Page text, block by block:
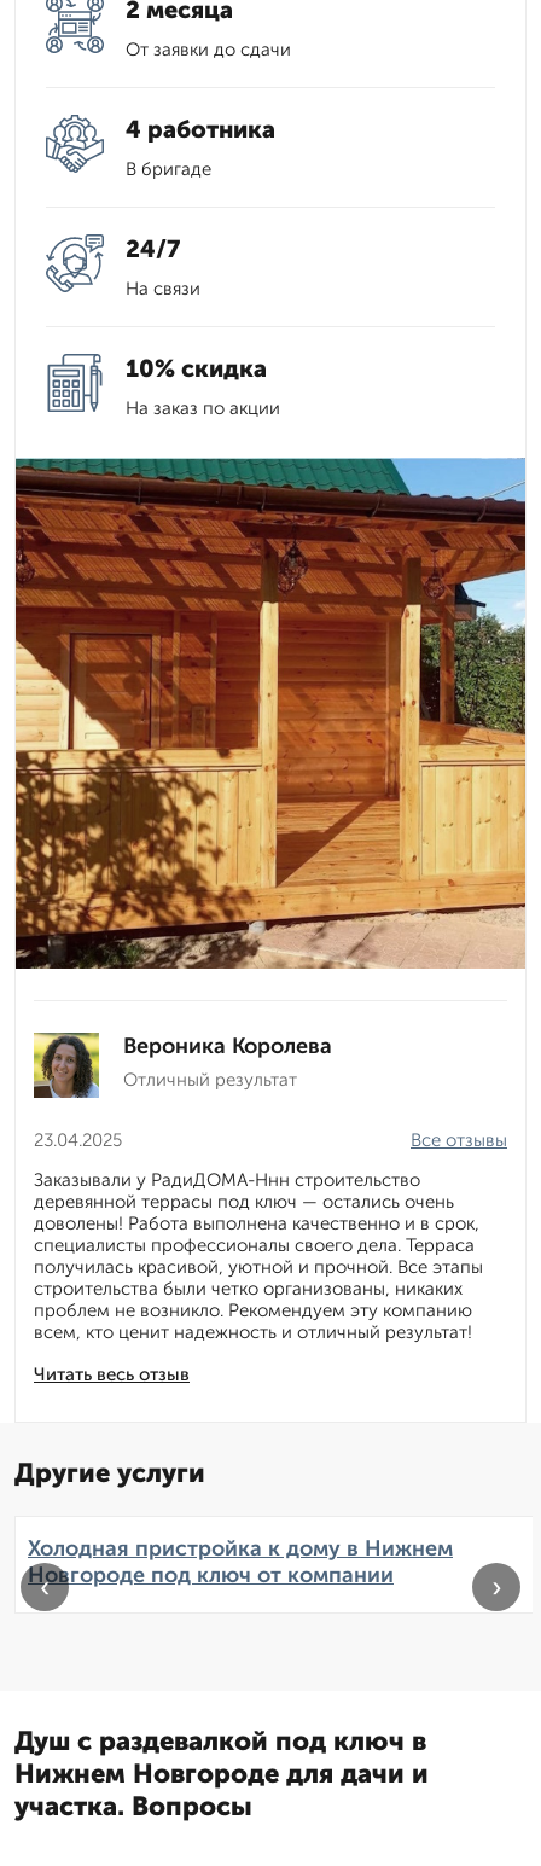
2 месяца
От заявки до сдачи
4 работника
В бригаде
24/7
На связи
10% скидка
На заказ по акции
Вероника Королева
Отличный результат
23.04.2025
Читать весь отзыв
Все отзывы
Заказывали у РадиДОМА-Ннн строительство
деревянной террасы под ключ — остались очень
доволены! Работа выполнена качественно и в срок,
специалисты профессионалы своего дела. Терраса
получилась красивой, уютной и прочной. Все этапы
строительства были четко организованы, никаких
проблем не возникло. Рекомендуем эту компанию
всем, кто ценит надежность и отличный результат!
Другие услуги
Холодная пристройка к дому в Нижнем
Новгороде под ключ от компании
‹ ›
Душ с раздевалкой под ключ в
Нижнем Новгороде для дачи и
участка. Вопросы